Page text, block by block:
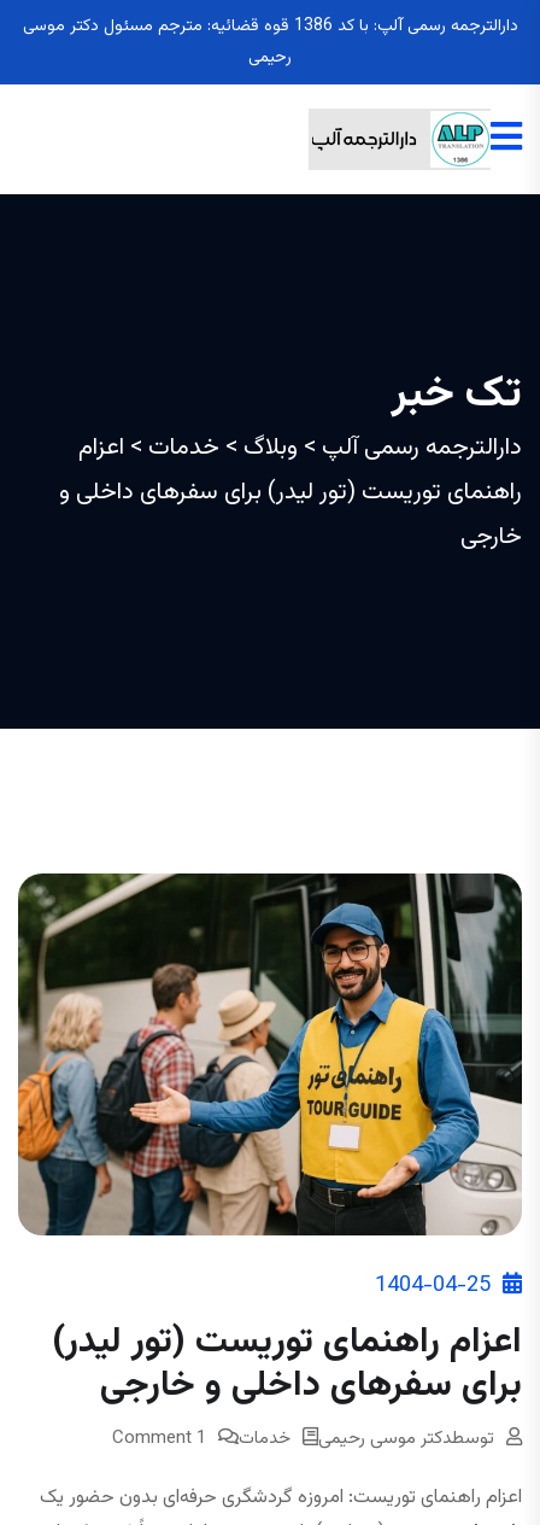
دارالترجمه رسمی آلپ: با کد 1386 قوه قضائیه: مترجم مسئول دکتر موسی
رحیمی
تک خبر
دارالترجمه رسمی آلپ > وبلاگ > خدمات > اعزام
راهنمای توریست (تور لیدر) برای سفرهای داخلی و
خارجی
1404-04-25
اعزام راهنمای توریست (تور لیدر)
برای سفرهای داخلی و خارجی
توسطدکتر موسی رحیمی خدمات 1 Comment
اعزام راهنمای توریست: امروزه گردشگری حرفه‌ای بدون حضور یک